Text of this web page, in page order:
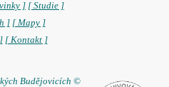
] [ Studie ]
] [ Mapy ]
[ Kontakt ]
Budějovicích ©